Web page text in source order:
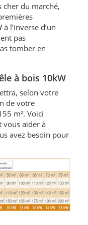
cher du marché,
à l’inverse d’un
pas
tomber en
à bois 10kW
selon votre
de votre
m². Voici
vous aider à
avez besoin pour